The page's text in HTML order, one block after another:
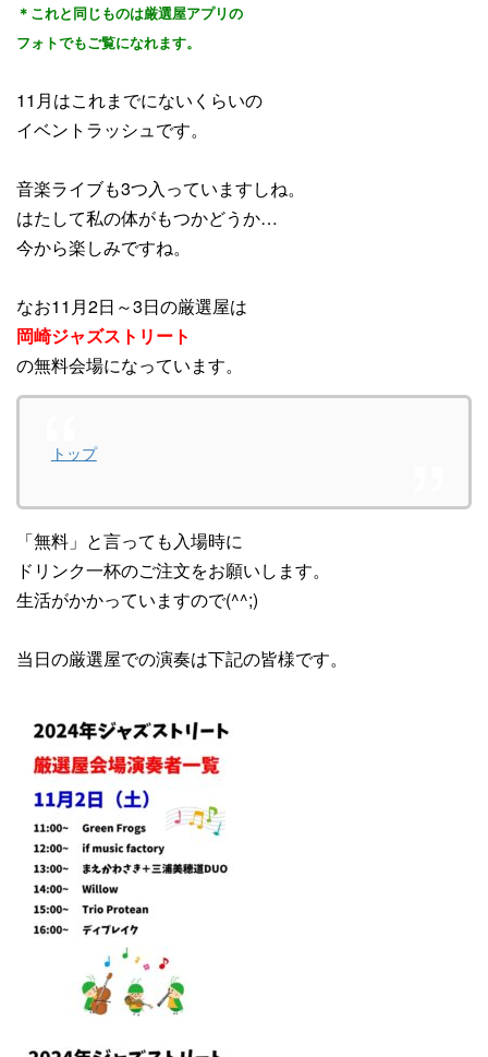
＊これと同じものは厳選屋アプリの
フォトでもご覧になれます。
11月はこれまでにないくらいの
イベントラッシュです。
音楽ライブも3つ入っていますしね。
はたして私の体がもつかどうか…
今から楽しみですね。
なお11月2日～3日の厳選屋は
岡崎ジャズストリート
の無料会場になっています。
トップ
「無料」と言っても入場時に
ドリンク一杯のご注文をお願いします。
生活がかかっていますので(^^;)
当日の厳選屋での演奏は下記の皆様です。